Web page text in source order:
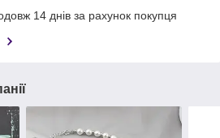
14 днів за рахунок покупця